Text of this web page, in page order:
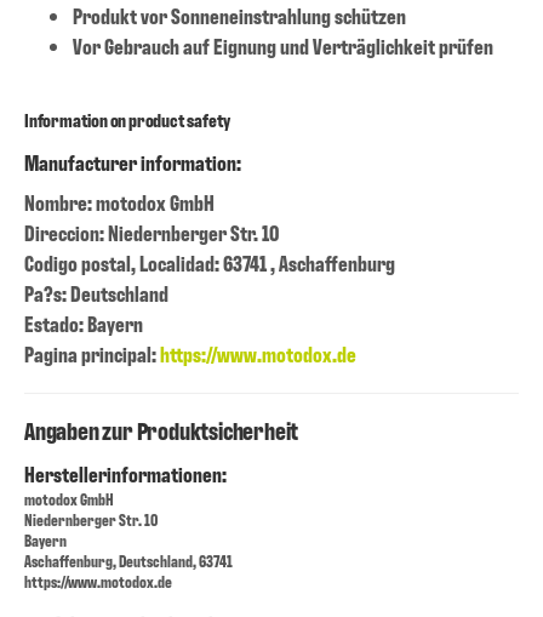
Produkt vor Sonneneinstrahlung schützen
Vor Gebrauch auf Eignung und Verträglichkeit prüfen
Information on product safety
Manufacturer information:
Nombre: motodox GmbH
Direccion: Niedernberger Str. 10
Codigo postal, Localidad: 63741 , Aschaffenburg
Pa?s: Deutschland
Estado: Bayern
Pagina principal:https://www.motodox.de
Angaben zur Produktsicherheit
Herstellerinformationen:
motodox GmbH
Niedernberger Str. 10
Bayern
Aschaffenburg, Deutschland, 63741
https://www.motodox.de